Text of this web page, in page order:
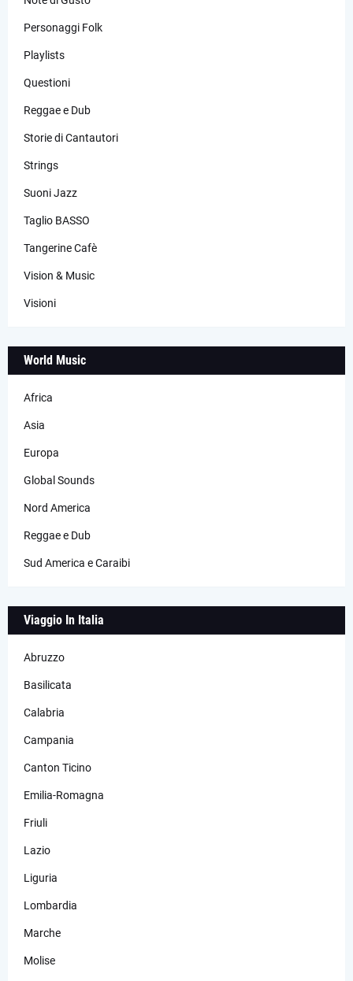
Personaggi Folk
Playlists
Questioni
Reggae e Dub
Storie di Cantautori
Strings
Suoni Jazz
Taglio BASSO
Tangerine Cafè
Vision & Music
Visioni
World Music
Africa
Asia
Europa
Global Sounds
Nord America
Reggae e Dub
Sud America e Caraibi
Viaggio In Italia
Abruzzo
Basilicata
Calabria
Campania
Canton Ticino
Emilia-Romagna
Friuli
Lazio
Liguria
Lombardia
Marche
Molise